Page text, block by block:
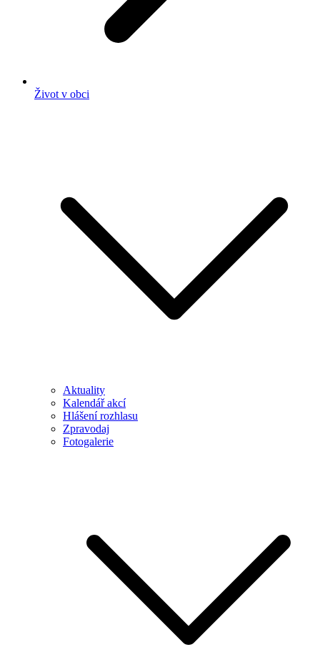
Život v obci
Aktuality
Kalendář akcí
Hlášení rozhlasu
Zpravodaj
Fotogalerie